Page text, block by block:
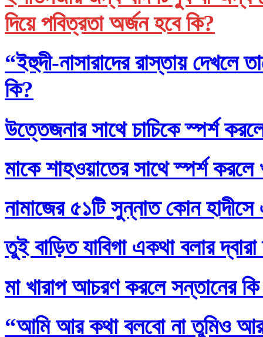
দিয়ে পবিত্রতা অর্জন হবে কি?
“ইহুদী-নাসারাদের রাস্তায় দেখলে
কি?
উত্তেজনার সাথে চাচিকে স্পর্শ
মাকে শাহওয়াতের সাথে স্পর্শ করলে
নামাজের ৫১টি সুন্নাত কোন হাদীসে
তুই বাড়িত যাবিগা একথা বলার
মা খারাপ আচরণ করলে সন্তানের
“আমি আর কথা বলবো না তুমিও আর